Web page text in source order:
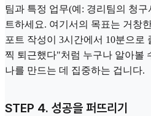
팀과 특정 업무(예: 경리팀의 청
트하세요. 여기서의 목표는 거창
포트 작성이 3시간에서 10분으로
찍 퇴근했다"처럼 누구나 알아볼
나를 만드는 데 집중하는 겁니다.
STEP 4. 성공을 퍼뜨리기